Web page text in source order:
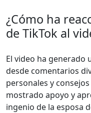
¿Cómo ha
de TikTok al
El video ha generado
desde comentarios
personales y
mostrado apoyo y
ingenio de la esposa